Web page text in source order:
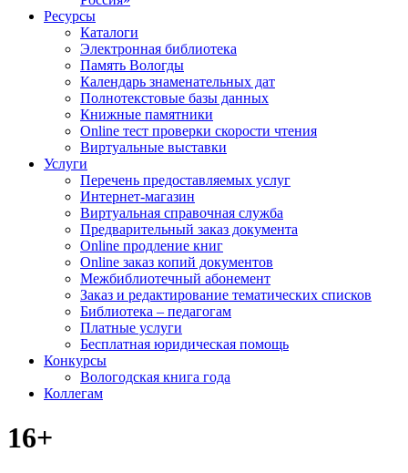
Ресурсы
Каталоги
Электронная библиотека
Память Вологды
Календарь знаменательных дат
Полнотекстовые базы данных
Книжные памятники
Online тест проверки скорости чтения
Виртуальные выставки
Услуги
Перечень предоставляемых услуг
Интернет-магазин
Виртуальная справочная служба
Предварительный заказ документа
Online продление книг
Online заказ копий документов
Межбиблиотечный абонемент
Заказ и редактирование тематических списков
Библиотека – педагогам
Платные услуги
Бесплатная юридическая помощь
Конкурсы
Вологодская книга года
Коллегам
16+